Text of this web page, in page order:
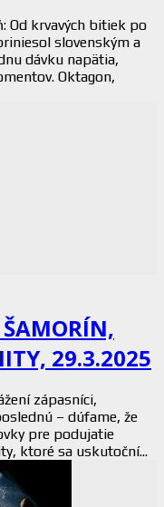
Od krvavých bitiek po
slovenským a
dávku napätia,
Oktagon,
29.3.2025
zápasníci,
– dúfame, že
pre podujatie
ktoré sa uskutoční...